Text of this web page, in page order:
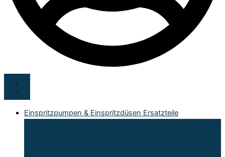
Einspritzpumpen & Einspritzdüsen Ersatzteile